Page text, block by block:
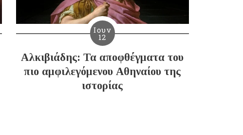
Ιουν
12
Αλκιβιάδης: Τα αποφθέγματα του
πιο αμφιλεγόμενου Αθηναίου της
ιστορίας